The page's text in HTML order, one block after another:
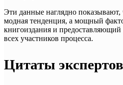
Эти данные наглядно
модная тенденция, а мощный
книгоиздания и
всех участников процесса.
Цитаты экспертов